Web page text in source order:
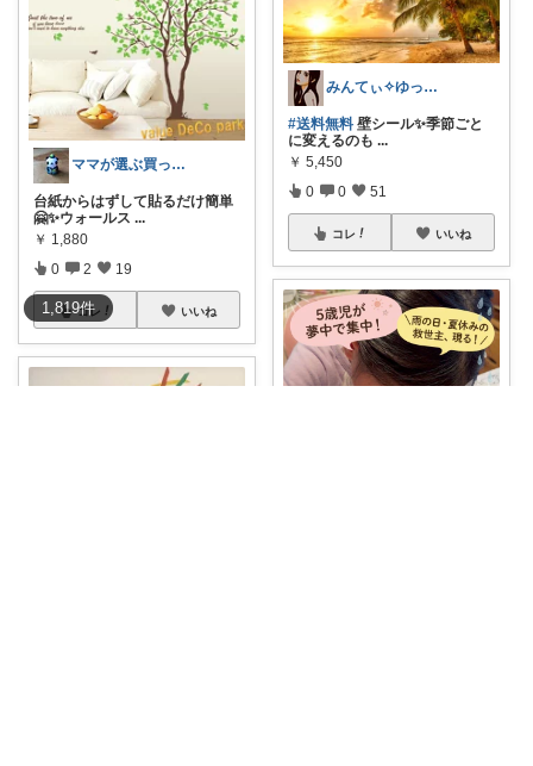
1,819件
ママが選ぶ買ってよかった🌸育児🌸防災
台紙からはずして貼るだけ簡単
🤗✨ウォールス ...
￥ 1,880
0 2 19
コレ いいね
みんてぃ✧︎ゆっくり更新中です
#送料無料 壁シール✨季節ごと
に変えるのも ...
￥ 5,450
0 0 51
コレ いいね